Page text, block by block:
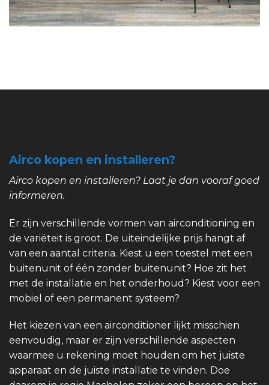
Airco kopen en installeren?
Airco kopen en installeren? Laat je dan vooraf goed
informeren.
Er zijn verschillende vormen van airconditioning en
de variëteit is groot. De uiteindelijke prijs hangt af
van een aantal criteria. Kiest u een toestel met een
buitenunit of één zonder buitenunit? Hoe zit het
met de installatie en het onderhoud? Kiest voor een
mobiel of een permanent systeem?
Het kiezen van een airconditioner lijkt misschien
eenvoudig, maar er zijn verschillende aspecten
waarmee u rekening moet houden om het juiste
apparaat en de juiste installatie te vinden. Doe